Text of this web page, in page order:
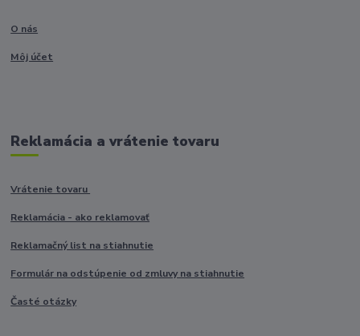
O nás
Môj účet
Reklamácia a vrátenie tovaru
Vrátenie tovaru
Reklamácia - ako reklamovať
Reklamačný list na stiahnutie
Formulár na odstúpenie od zmluvy na stiahnutie
Časté otázky